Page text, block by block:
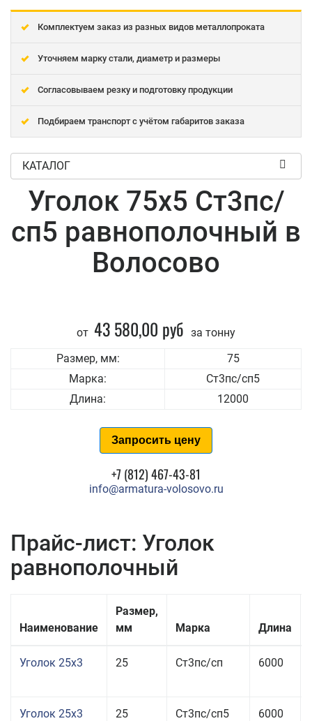
Комплектуем заказ из разных видов металлопроката
Уточняем марку стали, диаметр и размеры
Согласовываем резку и подготовку продукции
Подбираем транспорт с учётом габаритов заказа
КАТАЛОГ
Уголок 75x5 Ст3пс/
сп5 равнополочный в
Волосово
от 43 580,00 руб за тонну
Размер, мм:
75
Марка:
Ст3пс/сп5
Длина:
12000
Запросить цену
+7 (812) 467-43-81
info@armatura-volosovo.ru
Прайс-лист: Уголок
равнополочный
Наименование
Размер,
мм
Марка Длина
Уголок 25x3 25 Ст3пс/сп 6000
Уголок 25x3 25 Ст3пс/сп5 6000